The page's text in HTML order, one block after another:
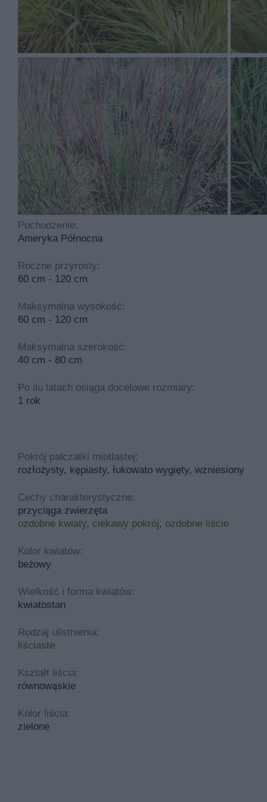
Trawa prerowia ma kwiaty w kolorach takich jak
Trawa prerowia to roślina, którą sadzimy w marcu ,
łatwa. Idealny odczyn gleby to roślina tolerancyjna.
Najczęściej spotykane choroby dotykające tą roślinę
cyklicznego przycinania.
Pochodzenie:
Ameryka Północna
Roczne przyrosty:
60 cm - 120 cm
Maksymalna wysokość:
60 cm - 120 cm
Maksymalna szerokość:
40 cm - 80 cm
Po ilu latach osiąga docelowe rozmiary:
1 rok
Pokrój palczatki miotlastej:
rozłożysty, kępiasty, łukowato wygięty, wzniesiony
Cechy charakterystyczne:
przyciąga zwierzęta
ozdobne kwiaty, ciekawy pokrój, ozdobne liście
Kolor kwiatów:
beżowy
Wielkość i forma kwiatów:
kwiatostan
Rodzaj ulistnienia:
liściaste
Kształt liścia:
równowąskie
Kolor liścia:
zielone